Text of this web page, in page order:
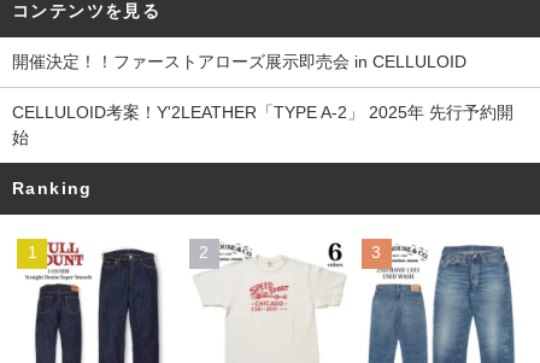
コンテンツを見る
開催決定！！ファーストアローズ展示即売会 in CELLULOID
CELLULOID考案！Y'2LEATHER「TYPE A-2」 2025年 先行予約開
始
Ranking
1 2 3